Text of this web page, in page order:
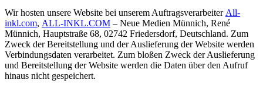
Wir hosten unsere Website bei unserem Auftragsverarbeiter All-
inkl.com, ALL-INKL.COM – Neue Medien Münnich, René
Münnich, Hauptstraße 68, 02742 Friedersdorf, Deutschland. Zum
Zweck der Bereitstellung und der Auslieferung der Website werden
Verbindungsdaten verarbeitet. Zum bloßen Zweck der Auslieferung
und Bereitstellung der Website werden die Daten über den Aufruf
hinaus nicht gespeichert.